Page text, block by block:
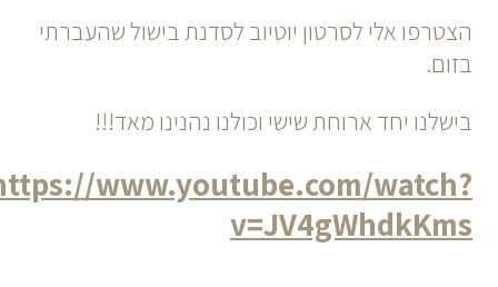
הצטרפו אלי לסרטון יוטיוב לסדנת בישול שהעברתי
בזום.
בישלנו יחד ארוחת שישי וכולנו נהנינו מאד!!!
https://www.youtube.com/watch?
v=JV4gWhdkKms